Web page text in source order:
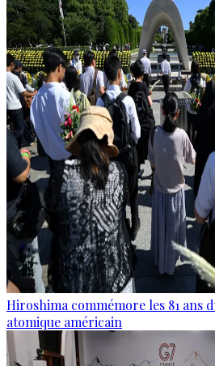
Hiroshima commémore les 81 ans
atomique américain